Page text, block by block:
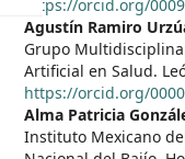
https://orcid.org/
Agustín Ramiro
Grupo
Artificial en Salud.
https://orcid.org/
Alma Patricia
Instituto Mexicano